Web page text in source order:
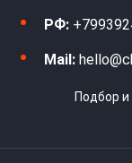
РФ:
Mail:
Подбор